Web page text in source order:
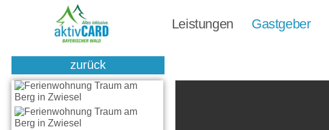
Leistungen Gastgeber
zurück